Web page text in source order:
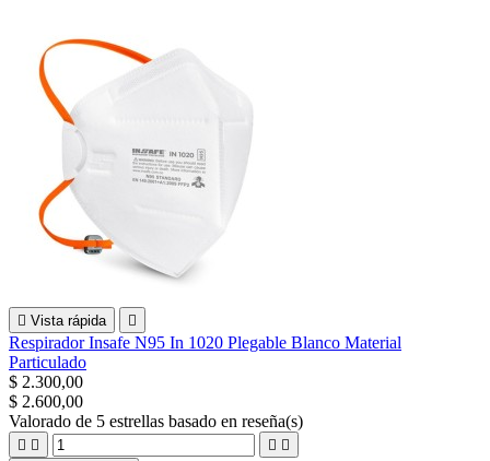
 Vista rápida 
Respirador Insafe N95 In 1020 Plegable Blanco Material
Particulado
$ 2.300,00
$ 2.600,00
Valorado de 5 estrellas basado en reseña(s)
   